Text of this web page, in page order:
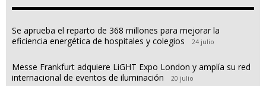
Se aprueba el reparto de 368 millones para mejorar la
eficiencia energética de hospitales y colegios
24 julio
Messe Frankfurt adquiere LiGHT Expo London y amplía su red
internacional de eventos de iluminación
20 julio